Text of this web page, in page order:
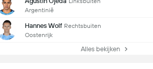
Argentinië
Hannes Wolf Rechtsbuiten
Oostenrijk
Alles bekijken